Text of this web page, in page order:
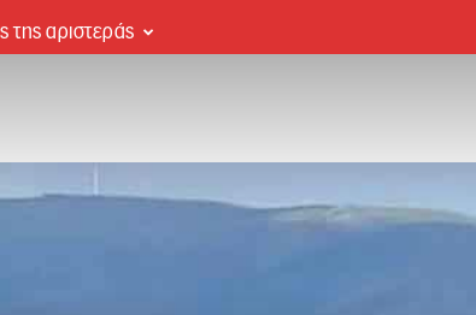
της αριστεράς